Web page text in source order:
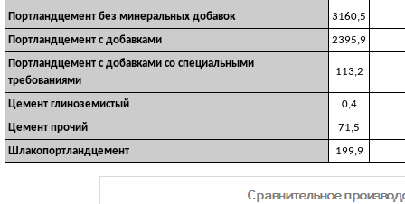
Портландцемент без минеральных добавок
3160,5
Портландцемент с добавками
2395,9
Портландцемент с добавками со специальными
требованиями
113,2
Цемент глиноземистый
0,4
Цемент прочий
71,5
Шлакопортландцемент
199,9